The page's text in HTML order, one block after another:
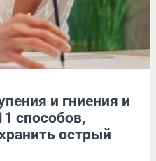
и гниения и
способов,
острый